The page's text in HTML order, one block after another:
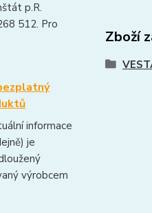
p.R.
512. Pro
informace
je
výrobcem
Zboží